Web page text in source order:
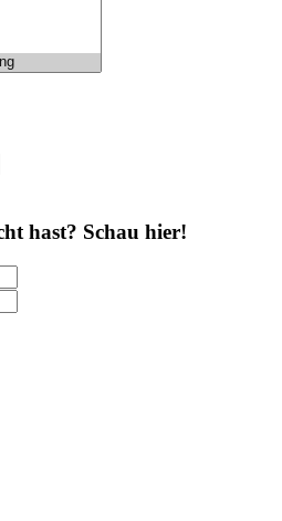
hast? Schau hier!